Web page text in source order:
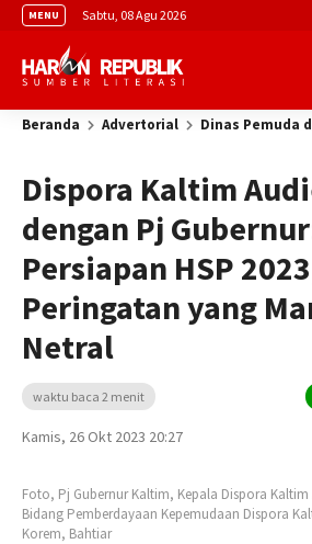
MENU Sabtu, 08 Agu 2026
Beranda Advertorial Dinas Pemuda
Dispora Kaltim
dengan Pj
Persiapan HSP
Peringatan yang
Netral
waktu baca 2 menit
Kamis, 26 Okt 2023 20:27
Foto, Pj Gubernur Kaltim, Kepala Dispora Kaltim
Bidang Pemberdayaan Kepemudaan Dispora
Korem, Bahtiar